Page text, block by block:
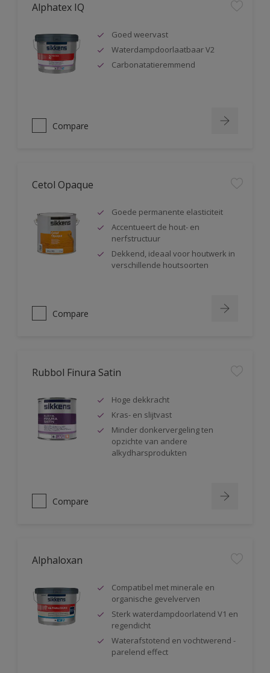
Alphatex IQ
Goed weervast
Waterdampdoorlaatbaar V2
Carbonatatieremmend
Compare
Cetol Opaque
Goede permanente elasticiteit
Accentueert de hout- en
nerfstructuur
Dekkend, ideaal voor houtwerk in
verschillende houtsoorten
Compare
Rubbol Finura Satin
Hoge dekkracht
Kras- en slijtvast
Minder donkervergeling ten
opzichte van andere
alkydharsprodukten
Compare
Alphaloxan
Compatibel met minerale en
organische gevelverven
Sterk waterdampdoorlatend V1 en
regendicht
Waterafstotend en vochtwerend -
parelend effect